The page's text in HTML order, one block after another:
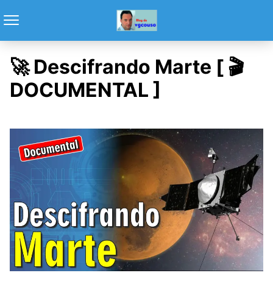
🚀 Descifrando Marte [ 🎬
DOCUMENTAL ]